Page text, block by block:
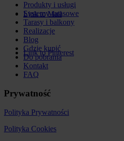
Link to Mail
Link to Pinterest
Produkty i usługi
Systemy tarasowe
Tarasy i balkony
Realizacje
Blog
Gdzie kupić
Do pobrania
Kontakt
FAQ
Prywatność
Polityka Prywatności
Polityka Cookies